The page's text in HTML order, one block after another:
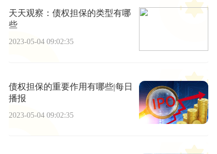
天天观察：债权担保的类型有哪
些
2023-05-04 09:02:35
债权担保的重要作用有哪些|每日
播报
2023-05-04 09:02:35